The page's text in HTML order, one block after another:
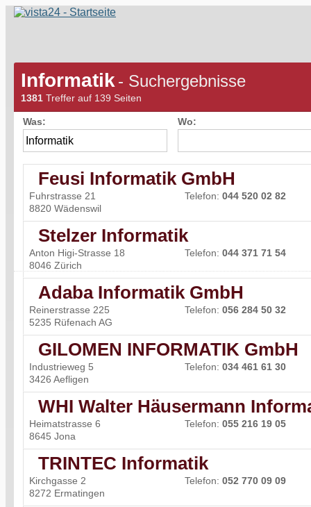
Informatik - Suchergebnisse
1381 Treffer auf 139 Seiten
Was: Wo:
Feusi Informatik GmbH
Fuhrstrasse 21
8820 Wädenswil
Telefon: 044 520 02 82
Stelzer Informatik
Anton Higi-Strasse 18
8046 Zürich
Telefon: 044 371 71 54
Adaba Informatik GmbH
Reinerstrasse 225
5235 Rüfenach AG
Telefon: 056 284 50 32
GILOMEN INFORMATIK GmbH
Industrieweg 5
3426 Aefligen
Telefon: 034 461 61 30
WHI Walter Häusermann
Heimatstrasse 6
8645 Jona
Telefon: 055 216 19 05
TRINTEC Informatik
Kirchgasse 2
8272 Ermatingen
Telefon: 052 770 09 09